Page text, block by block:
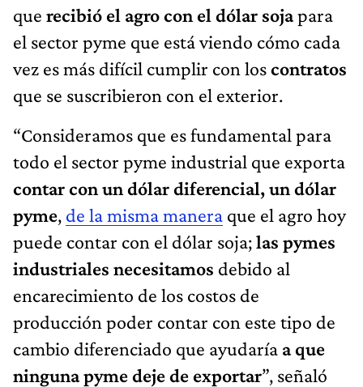
que recibió el agro con el dólar sojapara
el sector pyme que está viendo cómo cada
vez es más difícil cumplir con loscontratos
que se suscribieron con el exterior.
“Consideramos que es fundamental para
todo el sector pyme industrial que exporta
contar con un dólar diferencial, un dólar
pyme, de la misma manera que el agro hoy
puede contar con el dólar soja;las pymes
industriales necesitamos debido al
encarecimiento de los costos de
producción poder contar con este tipo de
cambio diferenciado que ayudaría a que
ninguna pyme deje de exportar”, señaló